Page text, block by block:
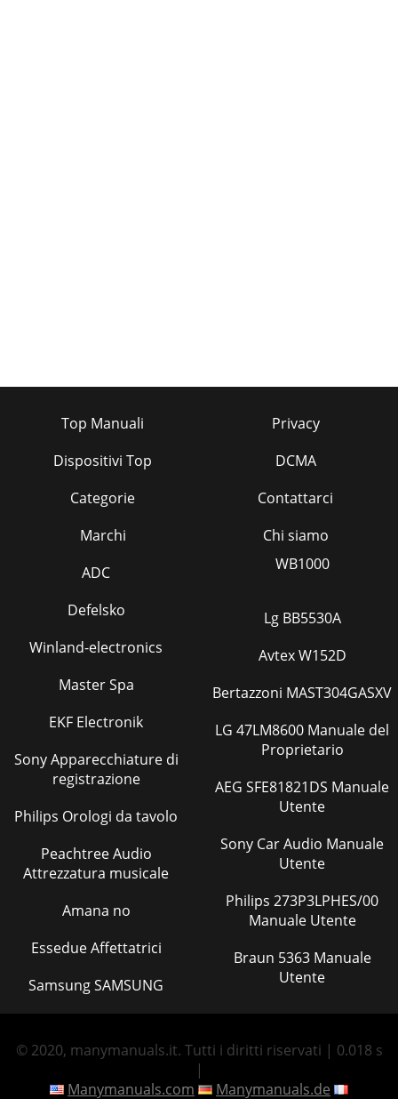
Top Manuali
Dispositivi Top
Categorie
Marchi
Privacy
DCMA
Contattarci
Chi siamo
ADC
Defelsko
Winland-electronics
Master Spa
EKF Electronik
Sony Apparecchiature di
registrazione
Philips Orologi da tavolo
Peachtree Audio
Attrezzatura musicale
Amana no
Essedue Affettatrici
Samsung SAMSUNG
WB1000
Lg BB5530A
Avtex W152D
Bertazzoni MAST304GASXV
LG 47LM8600 Manuale del
Proprietario
AEG SFE81821DS Manuale
Utente
Sony Car Audio Manuale
Utente
Philips 273P3LPHES/00
Manuale Utente
Braun 5363 Manuale
Utente
© 2020, manymanuals.it. Tutti i diritti riservati | 0.018 s
|
Manymanuals.com
Manymanuals.de